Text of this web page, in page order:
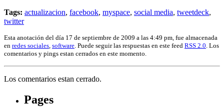
Tags: actualizacion, facebook, myspace, social media, tweetdeck,
twitter
Esta anotación del día 17 de septiembre de 2009 a las 4:49 pm, fue almacenada
en redes sociales software . Puede seguir las respuestas en este feed RSS 2.0 . Los
comentarios y pings estan cerrados en este momento.
Los comentarios estan cerrado.
Pages